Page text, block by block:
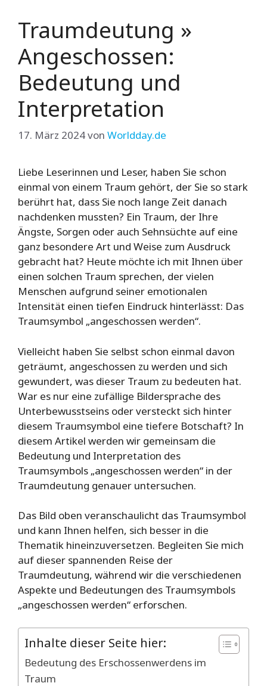
Traumdeutung »
Angeschossen:
Bedeutung und
Interpretation
17. März 2024von Worldday.de
Liebe Leserinnen und Leser, haben Sie schon
einmal von einem Traum gehört, der Sie so stark
berührt hat, dass Sie noch lange Zeit danach
nachdenken mussten? Ein Traum, der Ihre
Ängste, Sorgen oder auch Sehnsüchte auf eine
ganz besondere Art und Weise zum Ausdruck
gebracht hat? Heute möchte ich mit Ihnen über
einen solchen Traum sprechen, der vielen
Menschen aufgrund seiner emotionalen
Intensität einen tiefen Eindruck hinterlässt: Das
Traumsymbol „angeschossen werden“.
Vielleicht haben Sie selbst schon einmal davon
geträumt, angeschossen zu werden und sich
gewundert, was dieser Traum zu bedeuten hat.
War es nur eine zufällige Bildersprache des
Unterbewusstseins oder versteckt sich hinter
diesem Traumsymbol eine tiefere Botschaft? In
diesem Artikel werden wir gemeinsam die
Bedeutung und Interpretation des
Traumsymbols „angeschossen werden“ in der
Traumdeutung genauer untersuchen.
Das Bild oben veranschaulicht das Traumsymbol
und kann Ihnen helfen, sich besser in die
Thematik hineinzuversetzen. Begleiten Sie mich
auf dieser spannenden Reise der
Traumdeutung, während wir die verschiedenen
Aspekte und Bedeutungen des Traumsymbols
„angeschossen werden“ erforschen.
Inhalte dieser Seite hier:
Bedeutung des Erschossenwerdens im
Traum